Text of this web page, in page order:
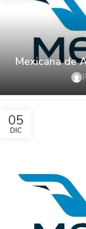
Mexicana de
05
DIC